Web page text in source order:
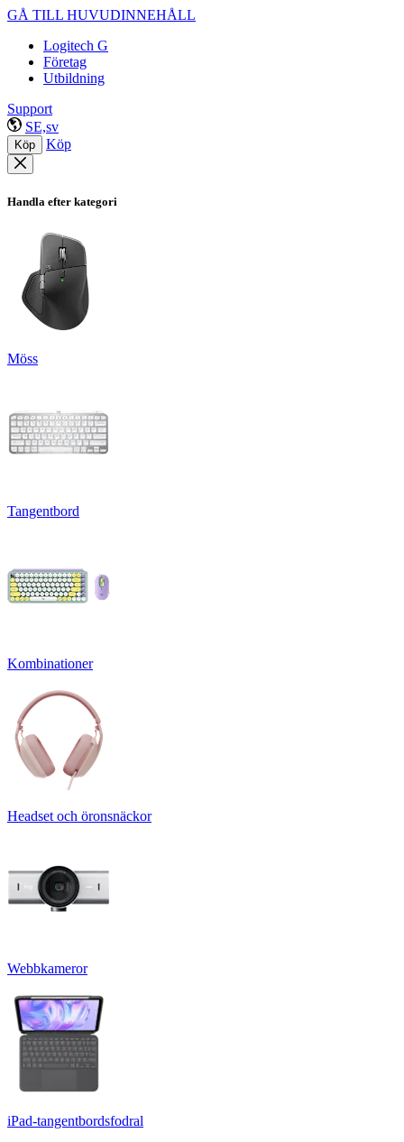
GÅ TILL HUVUDINNEHÅLL
Logitech G
Företag
Utbildning
Support
SE,sv
Köp Köp
Handla efter kategori
Möss
Tangentbord
Kombinationer
Headset och öronsnäckor
Webbkameror
iPad-tangentbordsfodral